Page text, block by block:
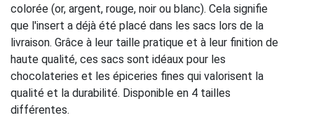
colorée (or, argent, rouge, noir ou blanc). Cela signifie
que l'insert a déjà été placé dans les sacs lors de la
livraison. Grâce à leur taille pratique et à leur finition de
haute qualité, ces sacs sont idéaux pour les
chocolateries et les épiceries fines qui valorisent la
qualité et la durabilité. Disponible en 4 tailles
différentes.